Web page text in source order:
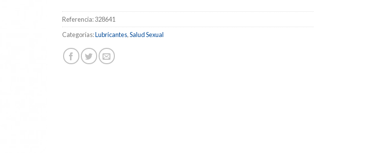
Referencia:328641
Categorías:Lubricantes,Salud Sexual